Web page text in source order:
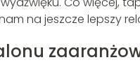
na jeszcze lepszy